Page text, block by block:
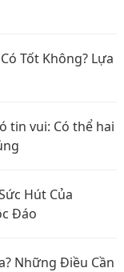
Tốt Không? Lựa
tin vui: Có thể hai
Hút Của
Đáo
Những Điều Cần